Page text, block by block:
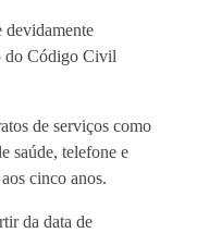
devidamente
do Código Civil
de serviços como
saúde, telefone e
cinco anos.
da data de